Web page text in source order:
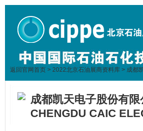
返回官网首页 > 2022北京石油展商资料库 > 成都
成都凯天电子股份有
CHENGDU CAIC